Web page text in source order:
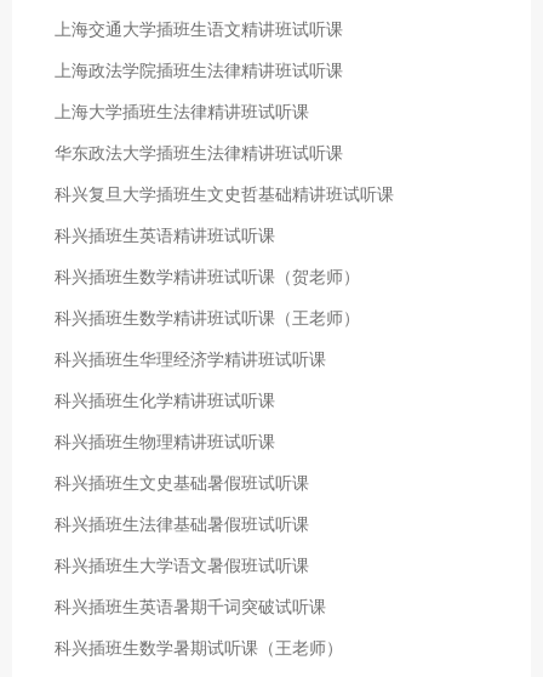
上海交通大学插班生语文精讲班试听课
上海政法学院插班生法律精讲班试听课
上海大学插班生法律精讲班试听课
华东政法大学插班生法律精讲班试听课
科兴复旦大学插班生文史哲基础精讲班试听课
科兴插班生英语精讲班试听课
科兴插班生数学精讲班试听课（贺老师）
科兴插班生数学精讲班试听课（王老师）
科兴插班生华理经济学精讲班试听课
科兴插班生化学精讲班试听课
科兴插班生物理精讲班试听课
科兴插班生文史基础暑假班试听课
科兴插班生法律基础暑假班试听课
科兴插班生大学语文暑假班试听课
科兴插班生英语暑期千词突破试听课
科兴插班生数学暑期试听课（王老师）